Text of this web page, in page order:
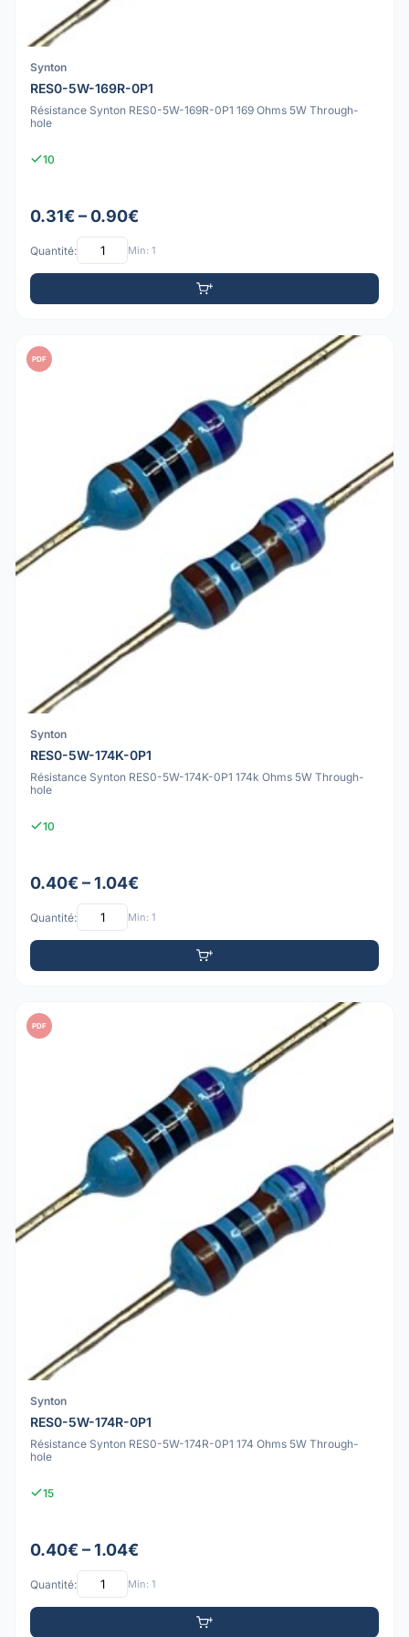
Synton
RES0-5W-169R-0P1
Résistance Synton RES0-5W-169R-0P1 169 Ohms 5W Through-
hole
10
0.31€ – 0.90€
Quantité: Min: 1
PDF
Synton
RES0-5W-174K-0P1
Résistance Synton RES0-5W-174K-0P1 174k Ohms 5W Through-
hole
10
0.40€ – 1.04€
Quantité: Min: 1
PDF
Synton
RES0-5W-174R-0P1
Résistance Synton RES0-5W-174R-0P1 174 Ohms 5W Through-
hole
15
0.40€ – 1.04€
Quantité: Min: 1